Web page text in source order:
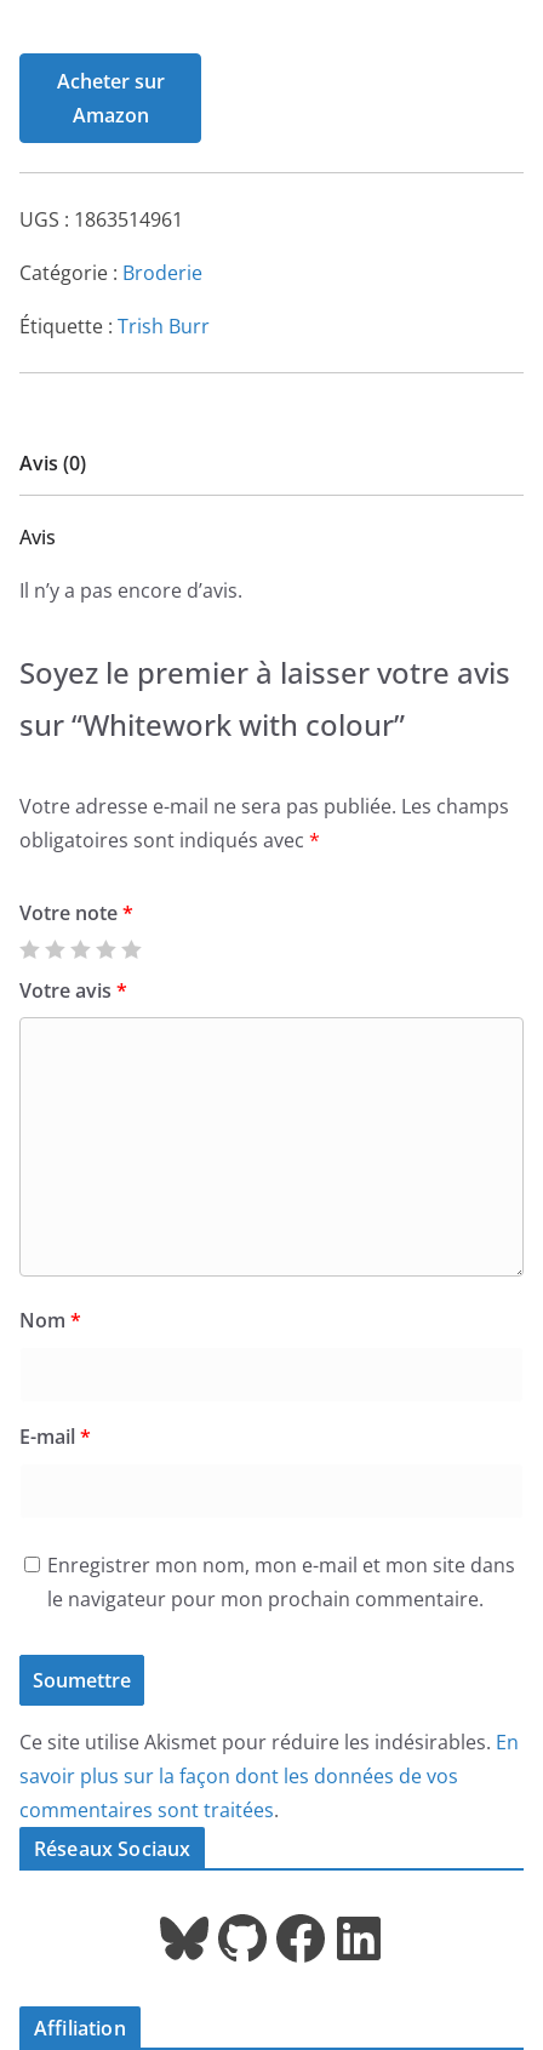
Acheter sur
Amazon
UGS : 1863514961
Catégorie : Broderie
Étiquette : Trish Burr
Avis (0)
Avis
Il n’y a pas encore d’avis.
Soyez le premier à laisser votre avis
sur “Whitework with colour”
Votre adresse e-mail ne sera pas publiée. Les champs
obligatoires sont indiqués avec *
Votre note*
Votre avis *
Nom *
E-mail*
Enregistrer mon nom, mon e-mail et mon site dans
le navigateur pour mon prochain commentaire.
Ce site utilise Akismet pour réduire les indésirables. En
savoir plus sur la façon dont les données de vos
commentaires sont traitées.
Réseaux Sociaux
Bluesky GitHub Facebook LinkedIn
Affiliation